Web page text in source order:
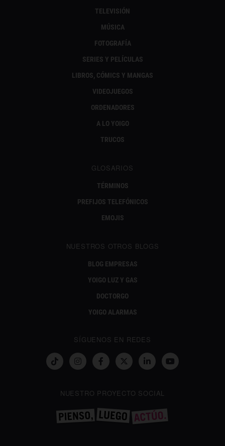
TELEVISIÓN
MÚSICA
FOTOGRAFÍA
SERIES Y PELÍCULAS
LIBROS, CÓMICS Y MANGAS
VIDEOJUEGOS
ORDENADORES
A LO YOIGO
TRUCOS
GLOSARIOS
TÉRMINOS
PREFIJOS TELEFÓNICOS
EMOJIS
NUESTROS OTROS BLOGS
BLOG EMPRESAS
YOIGO LUZ Y GAS
DOCTORGO
YOIGO ALARMAS
SÍGUENOS EN REDES
NUESTRO PROYECTO SOCIAL